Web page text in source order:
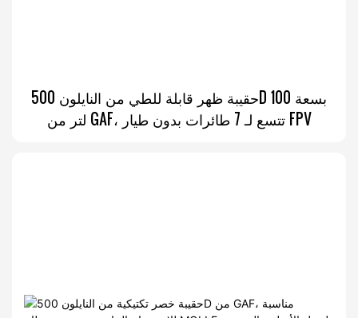
حقيبة ظهر قابلة للطي من النايلون 500D بسعة 100
لتر من GAF، تتسع لـ 7 طائرات بدون طيار FPV